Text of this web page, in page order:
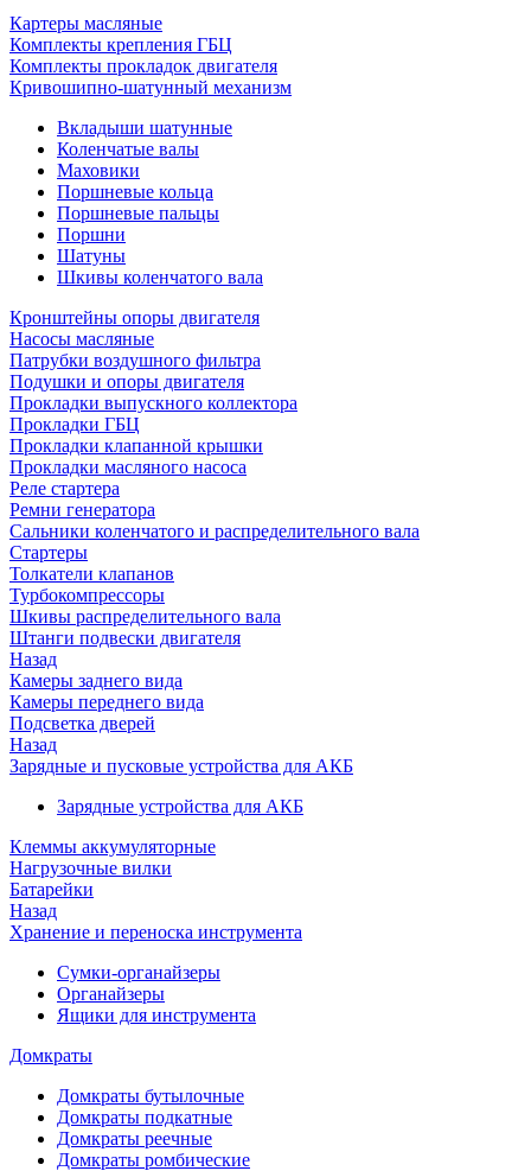
Картеры масляные
Комплекты крепления ГБЦ
Комплекты прокладок двигателя
Кривошипно-шатунный механизм
Вкладыши шатунные
Коленчатые валы
Маховики
Поршневые кольца
Поршневые пальцы
Поршни
Шатуны
Шкивы коленчатого вала
Кронштейны опоры двигателя
Насосы масляные
Патрубки воздушного фильтра
Подушки и опоры двигателя
Прокладки выпускного коллектора
Прокладки ГБЦ
Прокладки клапанной крышки
Прокладки масляного насоса
Реле стартера
Ремни генератора
Сальники коленчатого и распределительного вала
Стартеры
Толкатели клапанов
Турбокомпрессоры
Шкивы распределительного вала
Штанги подвески двигателя
Назад
Камеры заднего вида
Камеры переднего вида
Подсветка дверей
Назад
Зарядные и пусковые устройства для АКБ
Зарядные устройства для АКБ
Клеммы аккумуляторные
Нагрузочные вилки
Батарейки
Назад
Хранение и переноска инструмента
Сумки-органайзеры
Органайзеры
Ящики для инструмента
Домкраты
Домкраты бутылочные
Домкраты подкатные
Домкраты реечные
Домкраты ромбические